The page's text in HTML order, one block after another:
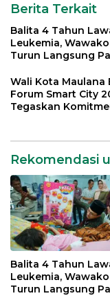
Berita Terkait
Balita 4 Tahun
Leukemia,
Turun Langsung
Wali Kota Maulana
Forum Smart City
Tegaskan
Rekomendasi
Balita 4 Tahun
Leukemia,
Turun Langsung